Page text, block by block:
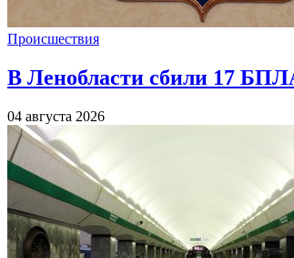
Происшествия
В Ленобласти сбили 17
04 августа 2026